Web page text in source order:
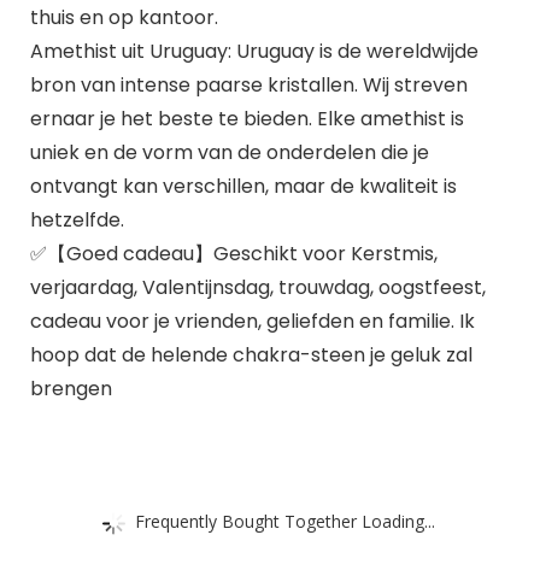
thuis en op kantoor.
Amethist uit Uruguay: Uruguay is de wereldwijde
bron van intense paarse kristallen. Wij streven
ernaar je het beste te bieden. Elke amethist is
uniek en de vorm van de onderdelen die je
ontvangt kan verschillen, maar de kwaliteit is
hetzelfde.
✅【Goed cadeau】Geschikt voor Kerstmis,
verjaardag, Valentijnsdag, trouwdag, oogstfeest,
cadeau voor je vrienden, geliefden en familie. Ik
hoop dat de helende chakra-steen je geluk zal
brengen
Frequently Bought Together Loading...